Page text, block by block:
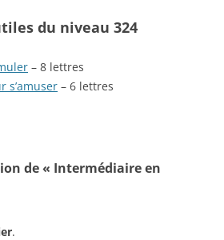
du niveau 324
– 8 lettres
s’amuser – 6 lettres
de « Intermédiaire en
.